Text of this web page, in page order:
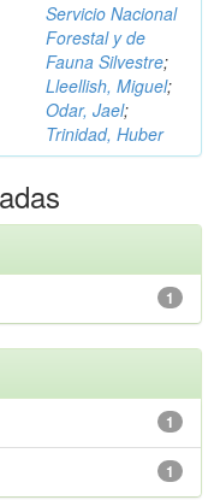
Servicio Nacional
Forestal y de
Fauna Silvestre;
Lleellish, Miguel;
Odar, Jael;
Trinidad, Huber
1
1
1